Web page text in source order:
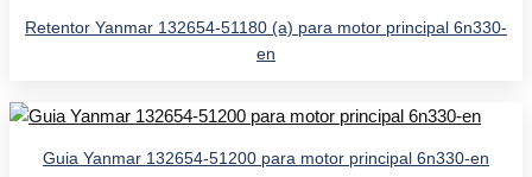
Retentor Yanmar 132654-51180 (a) para motor principal 6n330-
en
Guia Yanmar 132654-51200 para motor principal 6n330-en